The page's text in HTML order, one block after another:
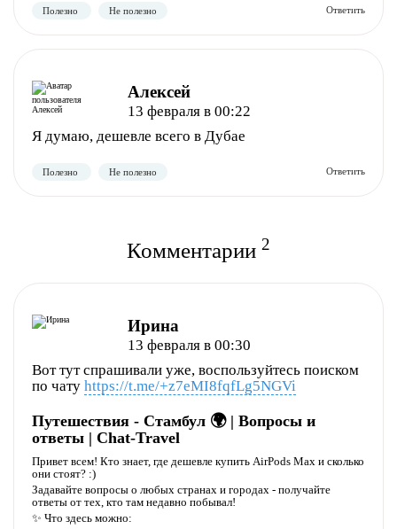
Не полезно
Не полезно
Алексей
13 февраля в 00:22
Я думаю, дешевле всего в Дубае
Комментарии 2
Ирина
13 февраля в 00:30
Вот тут спрашивали уже, воспользуйтесь поиском
по чату https://t.me/+z7eMI8fqfLg5NGVi
Путешествия - Стамбул 🌍 | Вопросы и
ответы | Chat-Travel
Привет всем! Кто знает, где дешевле купить AirPods Max и сколько
они стоят? :)
Задавайте вопросы о любых странах и городах - получайте
ответы от тех, кто там недавно побывал!
✨ Что здесь можно: